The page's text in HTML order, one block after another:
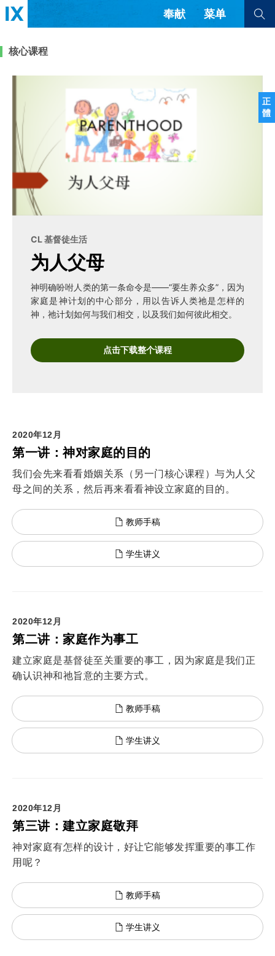
正
體
奉献 菜单
教会带领 解经式讲道与神学
福音传讲与宣教
查看全部
查看全部
隐私条款
简体中文 正體中文
西班牙语
乌兹别克语
波斯语
越南语
韩语
阿尔巴尼亚语
核心课程
CL 基督徒生活
为人父母
神明确吩咐人类的第一条命令是——“要生养众多”，因为
家庭是神计划的中心部分，用以告诉人类祂是怎样的
神，祂计划如何与我们相交，以及我们如何彼此相交。
点击下载整个课程
2020年12月
第一讲：神对家庭的目的
我们会先来看看婚姻关系（另一门核心课程）与为人父
母之间的关系，然后再来看看神设立家庭的目的。
教师手稿
学生讲义
2020年12月
第二讲：家庭作为事工
建立家庭是基督徒至关重要的事工，因为家庭是我们正
确认识神和祂旨意的主要方式。
教师手稿
学生讲义
2020年12月
第三讲：建立家庭敬拜
神对家庭有怎样的设计，好让它能够发挥重要的事工作
用呢？
教师手稿
学生讲义